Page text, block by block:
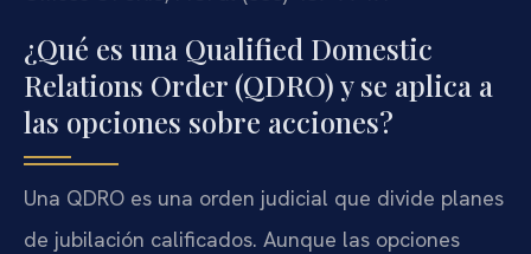
¿Qué es una Qualified Domestic
Relations Order (QDRO) y se aplica a
las opciones sobre acciones?
Una QDRO es una orden judicial que divide planes
de jubilación calificados. Aunque las opciones